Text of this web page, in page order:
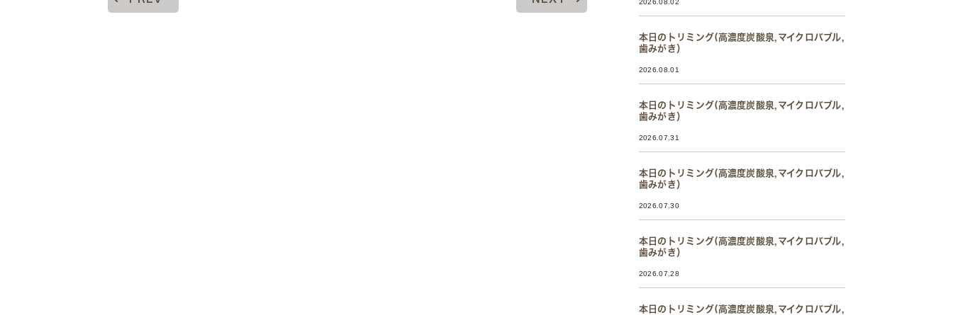
2026.08.02
本日のトリミング(高濃度炭酸泉,マイクロバブル,
歯みがき）
2026.08.01
本日のトリミング(高濃度炭酸泉,マイクロバブル,
歯みがき）
2026.07.31
本日のトリミング(高濃度炭酸泉,マイクロバブル,
歯みがき）
2026.07.30
本日のトリミング(高濃度炭酸泉,マイクロバブル,
歯みがき）
2026.07.28
本日のトリミング(高濃度炭酸泉,マイクロバブル,